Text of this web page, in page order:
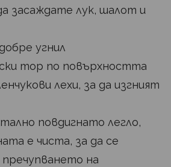
засаждате лук, шалот и
угнил
тор по повърхността
лехи, за да изгният
повдигнато легло,
е чиста, за да се
на